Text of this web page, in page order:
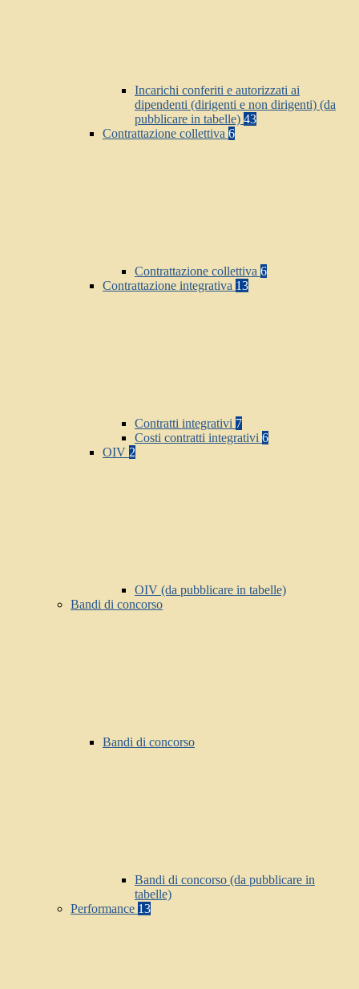
Incarichi conferiti e autorizzati ai
dipendenti (dirigenti e non dirigenti) (da
pubblicare in tabelle) 43
Contrattazione collettiva 6
Contrattazione collettiva 6
Contrattazione integrativa 13
Contratti integrativi 7
Costi contratti integrativi 6
OIV 2
OIV (da pubblicare in tabelle)
Bandi di concorso
Bandi di concorso
Bandi di concorso (da pubblicare in
tabelle)
Performance 13